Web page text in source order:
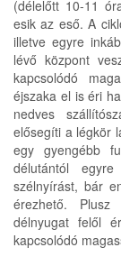
(délelőtt 10-11
esik az eső. A
illetve egyre
lévő központ
kapcsolódó
éjszaka el is éri
nedves
elősegíti a légkör
egy gyengébb
délutántól
szélnyírást, bár
érezhető.
délnyugat felől
kapcsolódó